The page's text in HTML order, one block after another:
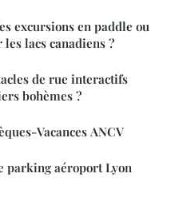
excursions en paddle ou
lacs canadiens ?
de rue interactifs
bohèmes ?
Vacances ANCV
parking aéroport Lyon